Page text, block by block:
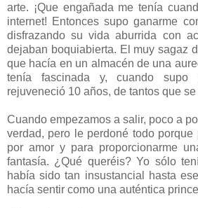
arte. ¡Que engañada me tenía
internet! Entonces supo ganarme
disfrazando su vida aburrida con
dejaban boquiabierta. El muy sagaz
que hacía en un almacén de una
tenía fascinada y, cuando
rejuveneció 10 años, de tantos que
Cuando empezamos a salir, poco a
verdad, pero le perdoné todo
por amor y para proporcionarme
fantasía. ¿Qué queréis? Yo sólo
había sido tan insustancial hasta
hacía sentir como una auténtica